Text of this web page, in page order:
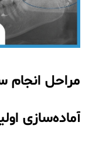
مراحل انجام
آماده‌سازی